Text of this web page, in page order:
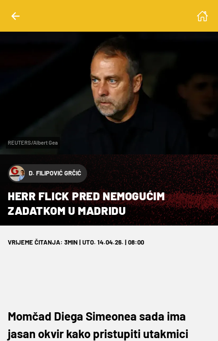
REUTERS/Albert Gea
D. FILIPOVIĆ GRČIĆ
HERR FLICK PRED NEMOGUĆIM
ZADATKOM U MADRIDU
VRIJEME ČITANJA: 3MIN | UTO. 14.04.26. | 08:00
Momčad Diega Simeonea sada ima
jasan okvir kako pristupiti utakmici